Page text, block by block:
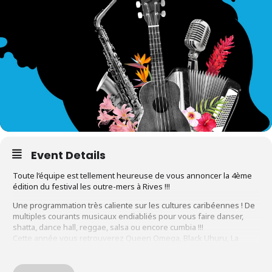
Event Details
Toute l’équipe est tellement heureuse de vous annoncer la 4ème
édition du festival les outre-mers à Rives !!!
Une programmation très caliente sur les cultures caribéennes ! De
multiples courants musicaux endiabliés pour vous faire danser,
shatta, dance hall, reggae, salsa ou encore cumbia !!!
Cette année vous retrouverez Queen Omega, Black Uhuru, La
Le goût sera au rendez-vous avec de belles surprises à venir, vos